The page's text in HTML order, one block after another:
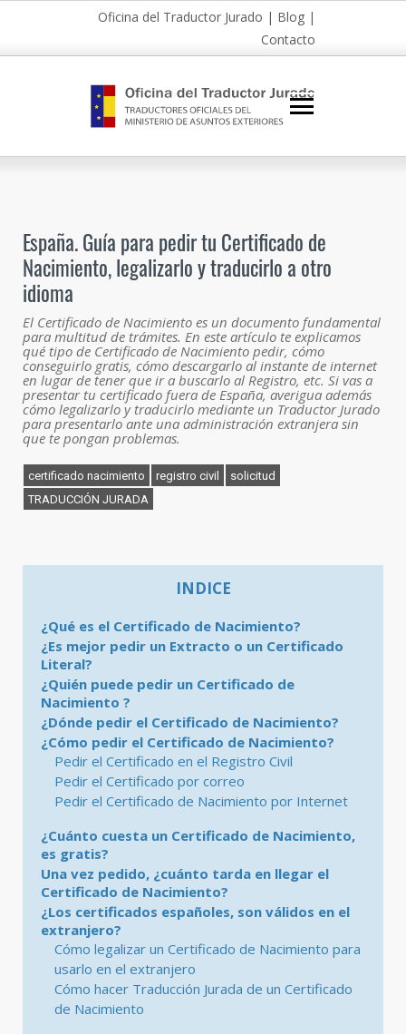
Oficina del Traductor Jurado | Blog |
Contacto
España. Guía para pedir tu Certificado de
Nacimiento, legalizarlo y traducirlo a otro
idioma
El Certificado de Nacimiento es un documento fundamental
para multitud de trámites. En este artículo te explicamos
qué tipo de Certificado de Nacimiento pedir, cómo
conseguirlo gratis, cómo descargarlo al instante de internet
en lugar de tener que ir a buscarlo al Registro, etc. Si vas a
presentar tu certificado fuera de España, averigua además
cómo legalizarlo y traducirlo mediante un Traductor Jurado
para presentarlo ante una administración extranjera sin
que te pongan problemas.
certificado nacimiento registro civil
solicitud
TRADUCCIÓN JURADA
INDICE
¿Qué es el Certificado de Nacimiento?
¿Es mejor pedir un Extracto o un Certificado
Literal?
¿Quién puede pedir un Certificado de
Nacimiento ?
¿Dónde pedir el Certificado de Nacimiento?
¿Cómo pedir el Certificado de Nacimiento?
Pedir el Certificado en el Registro Civil
Pedir el Certificado por correo
Pedir el Certificado de Nacimiento por Internet
¿Cuánto cuesta un Certificado de Nacimiento,
es gratis?
Una vez pedido, ¿cuánto tarda en llegar el
Certificado de Nacimiento?
¿Los certificados españoles, son válidos en el
extranjero?
Cómo legalizar un Certificado de Nacimiento para
usarlo en el extranjero
Cómo hacer Traducción Jurada de un Certificado
de Nacimiento